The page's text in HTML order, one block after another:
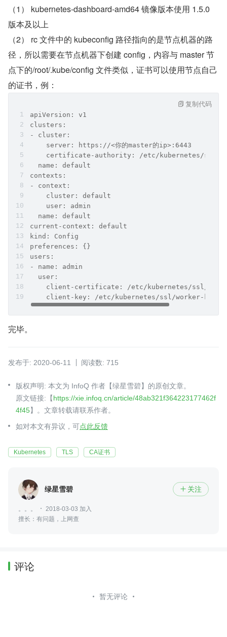
（1） kubernetes-dashboard-amd64 镜像版本使用 1.5.0
版本及以上
（2） rc 文件中的 kubeconfig 路径指向的是节点机器的路
径，所以需要在节点机器下创建 config，内容与 master 节
点下的/root/.kube/config 文件类似，证书可以使用节点自己
的证书，例：
apiVersion: v1
clusters:
- cluster:
    server: https://<你的master的ip>:6443
certificate-authority: /etc/kubernetes/ssl/
  name: default
contexts:
- context:
    cluster: default
    user: admin
  name: default
current-context: default
kind: Config
preferences: {}
users:
- name: admin
  user:
client-certificate: /etc/kubernetes/ssl/
client-key: /etc/kubernetes/ssl/worker-
复制代码
完毕。
发布于: 2020-06-11 阅读数: 715
版权声明: 本文为 InfoQ 作者【绿星雪碧】的原创文章。
原文链接:【https://xie.infoq.cn/article/48ab321f364223177462f
4f45】。文章转载请联系作者。
如对本文有异议，可点此反馈
Kubernetes TLS CA证书
绿星雪碧  关注
。。。
2018-03-03 加入
擅长：有问题，上网查
评论
暂无评论